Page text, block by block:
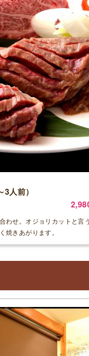
人前）
わせ。オジョリカットと言
焼きあがります。